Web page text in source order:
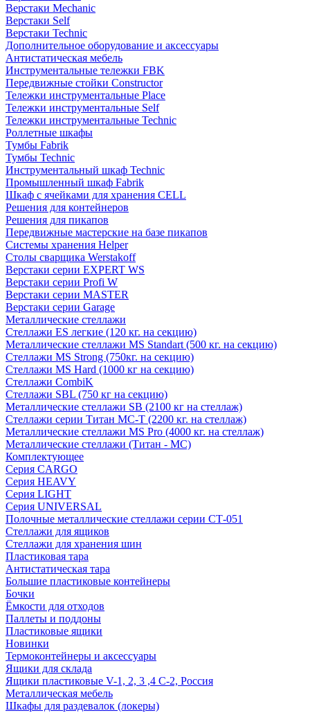
Верстаки Mechanic
Верстаки Self
Верстаки Technic
Дополнительное оборудование и аксессуары
Антистатическая мебель
Инструментальные тележки FBK
Передвижные стойки Constructor
Тележки инструментальные Place
Тележки инструментальные Self
Тележки инструментальные Technic
Роллетные шкафы
Тумбы Fabrik
Тумбы Technic
Инструментальный шкаф Technic
Промышленный шкаф Fabrik
Шкаф с ячейками для хранения CELL
Решения для контейнеров
Решения для пикапов
Передвижные мастерские на базе пикапов
Системы хранения Helper
Столы сварщика Werstakoff
Верстаки серии EXPERT WS
Верстаки серии Profi W
Верстаки серии MASTER
Верстаки серии Garage
Металлические стеллажи
Стеллажи ES легкие (120 кг. на секцию)
Металлические стеллажи MS Standart (500 кг. на секцию)
Стеллажи MS Strong (750кг. на секцию)
Стеллажи MS Hard (1000 кг на секцию)
Стеллажи CombiK
Стеллажи SBL (750 кг на секцию)
Металлические стеллажи SB (2100 кг на стеллаж)
Стеллажи серии Титан МС-Т (2200 кг. на стеллаж)
Металлические стеллажи MS Pro (4000 кг. на стеллаж)
Металлические стеллажи (Титан - МС)
Комплектующее
Серия CARGO
Серия HEAVY
Серия LIGHT
Серия UNIVERSAL
Полочные металлические стеллажи серии СТ-051
Стеллажи для ящиков
Стеллажи для хранения шин
Пластиковая тара
Антистатическая тара
Большие пластиковые контейнеры
Бочки
Ёмкости для отходов
Паллеты и поддоны
Пластиковые ящики
Новинки
Термоконтейнеры и аксессуары
Ящики для склада
Ящики пластиковые V-1, 2, 3 ,4 С-2, Россия
Металлическая мебель
Шкафы для раздевалок (локеры)